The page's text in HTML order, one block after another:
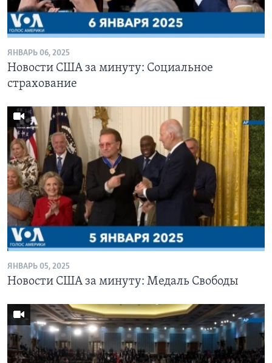
Learning English
СОЦИАЛЬНЫЕ СЕТИ
Языки
ЯНВАРЬ 06, 2025
Новости США за минуту: Социальное
страхование
ЯНВАРЬ 05, 2025
Новости США за минуту: Медаль Свободы